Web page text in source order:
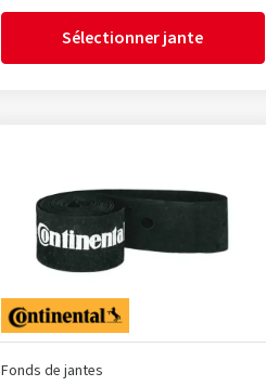
Sélectionner jante
Fonds de jantes